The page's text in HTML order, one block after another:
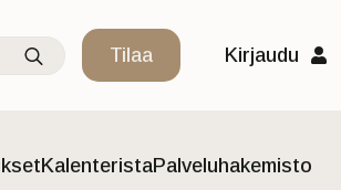
Search
for:
Tilaa Kirjaudu
KalenteristaPalveluhakemisto